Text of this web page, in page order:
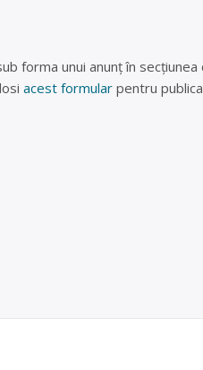
forma unui anunț în
acest formular pentru